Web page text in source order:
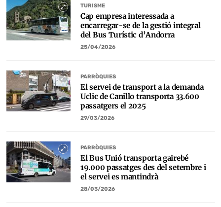
TURISME
Cap empresa interessada a
encarregar-se de la gestió integral
del Bus Turístic d’Andorra
25/04/2026
PARRÒQUIES
El servei de transport a la demanda
Uclic de Canillo transporta 33.600
passatgers el 2025
29/03/2026
PARRÒQUIES
El Bus Unió transporta gairebé
19.000 passatges des del setembre i
el servei es mantindrà
28/03/2026